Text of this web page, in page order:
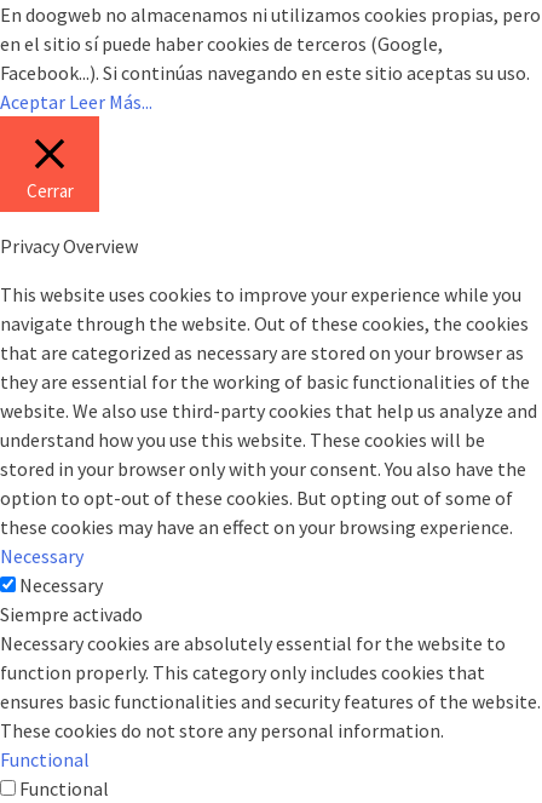
En doogweb no almacenamos ni utilizamos cookies propias, pero
en el sitio sí puede haber cookies de terceros (Google,
Facebook...). Si continúas navegando en este sitio aceptas su uso.
Aceptar Leer Más...
Cerrar
Privacy Overview
This website uses cookies to improve your experience while you
navigate through the website. Out of these cookies, the cookies
that are categorized as necessary are stored on your browser as
they are essential for the working of basic functionalities of the
website. We also use third-party cookies that help us analyze and
understand how you use this website. These cookies will be
stored in your browser only with your consent. You also have the
option to opt-out of these cookies. But opting out of some of
these cookies may have an effect on your browsing experience.
Necessary
Necessary
Siempre activado
Necessary cookies are absolutely essential for the website to
function properly. This category only includes cookies that
ensures basic functionalities and security features of the website.
These cookies do not store any personal information.
Functional
Functional